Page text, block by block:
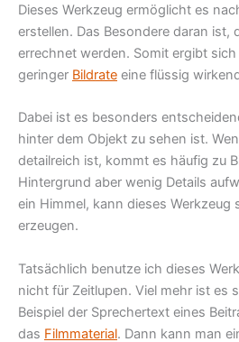
Dieses Werkzeug ermöglicht es
erstellen. Das Besondere daran ist,
errechnet werden. Somit ergibt
geringer Bildrate eine flüssig
Dabei ist es besonders
hinter dem Objekt zu sehen ist.
detailreich ist, kommt es häufig zu
Hintergrund aber wenig Details
ein Himmel, kann dieses Werkzeug
erzeugen.
Tatsächlich benutze ich dieses
nicht für Zeitlupen. Viel mehr ist es
Beispiel der Sprechertext eines
das Filmmaterial. Dann kann man